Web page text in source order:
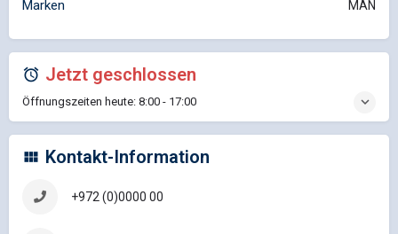
Marken MAN
Jetzt geschlossen
Öffnungszeiten heute: 8:00 - 17:00
Kontakt-Information
+972 (0)0000 00